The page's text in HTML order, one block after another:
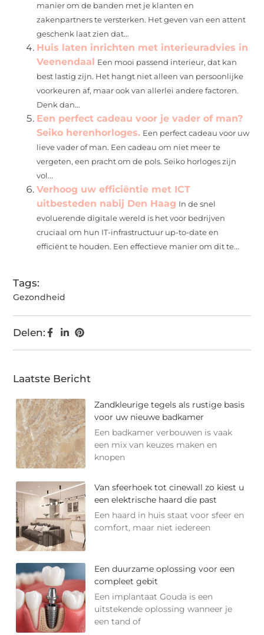
manier om de banden met je klanten en
zakenpartners te versterken. Het geven van een attent
geschenk laat zien dat...
Huis laten inrichten met interieuradvies in
Veenendaal Een mooi passend interieur, dat kan
best lastig zijn. Het hangt niet alleen van persoonlijke
voorkeuren af, maar ook van allerlei andere factoren.
Denk dan...
Een perfect cadeau voor je vader of man?
Seiko herenhorloges. Een perfect cadeau voor uw
lieve vader of man. Een cadeau om niet meer te
vergeten, een pracht om de pols. Seiko horloges zijn
vol...
Verhoog uw efficiëntie met ICT
uitbesteden nabij Den Haag In de snel
evoluerende digitale wereld is het voor bedrijven
cruciaal om hun IT-infrastructuur up-to-date en
efficiënt te houden. Een effectieve manier om dit te...
Tags:
Gezondheid
Delen:
Laatste Bericht
Zandkleurige tegels als rustige basis
voor uw nieuwe badkamer
Een badkamer verbouwen is vaak
een mix van keuzes maken en
knopen
Van sfeerhoek tot cinewall zo kiest u
een elektrische haard die past
Een haard in huis staat voor sfeer en
comfort, maar niet iedereen
Een duurzame oplossing voor een
compleet gebit
Een implantaat Gouda is een
uitstekende oplossing wanneer je
een tand of